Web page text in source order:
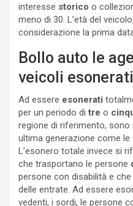
interesse storico o
meno di 30. L’età del
considerazione la prima
Bollo auto le
veicoli
Ad essere esonerati
per un periodo ditre o
regione di riferimento,
ultima generazione come le
L’esonero totale invece si
che trasportano le persone
persone con disabilità e che
delle entrate. Ad essere
vedenti, i sordi, le persone